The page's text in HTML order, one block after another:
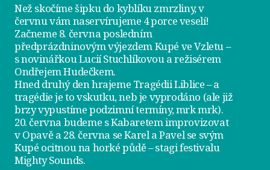
Než skočíme šipku do kyblíku zmrzliny, v
červnu vám naservírujeme 4 porce veselí!
Začneme 8. června posledním
předprázdninovým výjezdemKupé ve Vzletu–
s novinářkou Lucií Stuchlíkovou a režisérem
Ondřejem Hudečkem.
Hned druhý den hrajeme Tragédii Liblice– a
tragédie je to vskutku, neb je vyprodáno (ale již
brzy vypustíme podzimní termíny, mrk mrk).
20. června budeme s Kabaretem improvizovat
v Opavě a 28. června se Karel a Pavel se svým
Kupé ocitnou na horké půdě – stagi festivalu
Mighty Sounds.